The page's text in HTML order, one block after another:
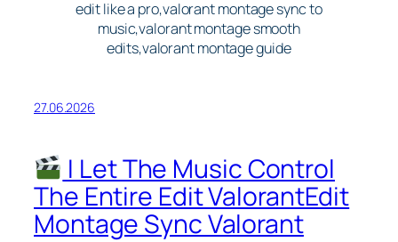
edit like a pro,valorant montage sync to
music,valorant montage smooth
edits,valorant montage guide
27.06.2026
I Let The Music Control
The Entire Edit ValorantEdit
Montage Sync Valorant